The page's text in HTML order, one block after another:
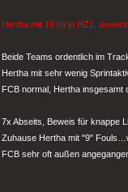
Hertha mit 19 (!) in HZ1,
Beide Teams ordentlich im
Hertha mit sehr wenig
FCB normal, Hertha insgesamt
7x Abseits, Beweis für knappe
Zuhause Hertha mit "9"
FCB sehr oft außen